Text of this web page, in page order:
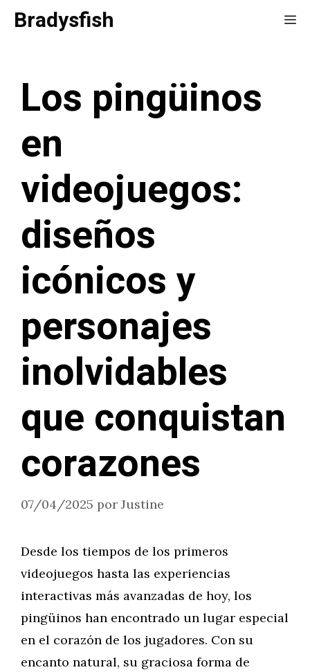
SaltarBradysfish
Los pingüinos
en
videojuegos:
diseños
icónicos y
personajes
inolvidables
que conquistan
corazones
07/04/2025 por Justine
Desde los tiempos de los primeros
videojuegos hasta las experiencias
interactivas más avanzadas de hoy, los
pingüinos han encontrado un lugar especial
en el corazón de los jugadores. Con su
encanto natural, su graciosa forma de